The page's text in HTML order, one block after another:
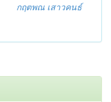
กฤตพณ เสาวคนธ์